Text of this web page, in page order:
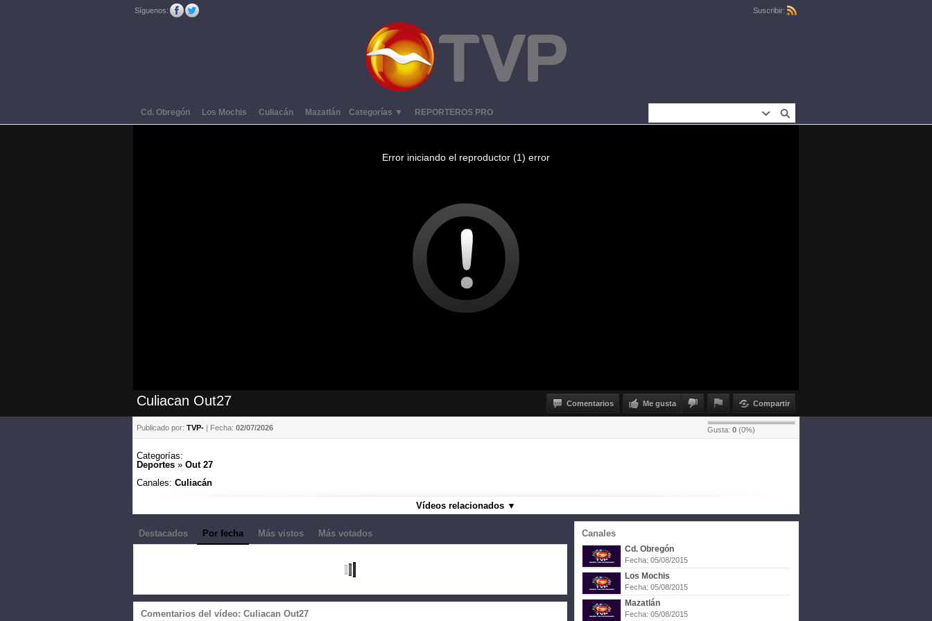
Síguenos: Suscribir:
Cd. Obregón Los Mochis Culiacán Mazatlán Categorías ▼ REPORTEROS PRO
Error iniciando el reproductor (1) error
Comentarios Me gusta Compartir
Culiacan Out27
Gusta: 0 (0%)
Publicado por: TVP- | Fecha: 02/07/2026
Categorías:
Deportes » Out 27
Canales: Culiacán
Vídeos relacionados ▼
Canales
Cd. Obregón
Fecha: 05/08/2015
Los Mochis
Fecha: 05/08/2015
Mazatlán
Fecha: 05/08/2015
Destacados Por fecha Más vistos Más votados
Comentarios del vídeo: Culiacan Out27